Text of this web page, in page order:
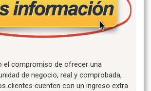
el compromiso de ofrecer una
de negocio, real y comprobada,
clientes cuenten con un ingreso extra